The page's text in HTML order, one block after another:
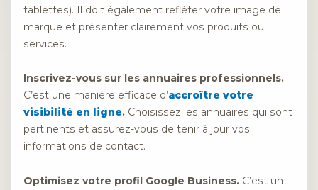
tablettes). Il doit également refléter votre image de
marque et présenter clairement vos produits ou
services.
Inscrivez-vous sur les annuaires professionnels.
C’est une manière efficace d’accroître votre
visibilité en ligne. Choisissez les annuaires qui sont
pertinents et assurez-vous de tenir à jour vos
informations de contact.
Optimisez votre profil Google Business. C’est un